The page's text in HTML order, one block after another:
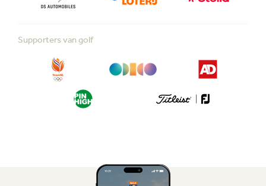
Supporters van golf